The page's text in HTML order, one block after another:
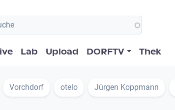
Lab Upload DORFTV Thek
Vorchdorf otelo Jürgen Koppmann